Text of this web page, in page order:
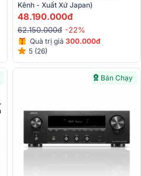
Kênh - Xuất Xứ Japan)
48.190.000đ
62.150.000đ -22%
Quà trị giá 300.000đ
5 (26)
Bán Chạy